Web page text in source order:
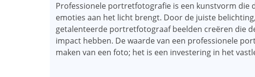
Professionele portretfotografie is een kunstvorm die
emoties aan het licht brengt. Door de juiste
getalenteerde portretfotograaf beelden creëren die
impact hebben. De waarde van een professionele
maken van een foto; het is een investering in het